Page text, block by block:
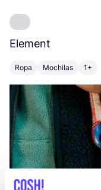
Element
Ropa Mochilas 1+